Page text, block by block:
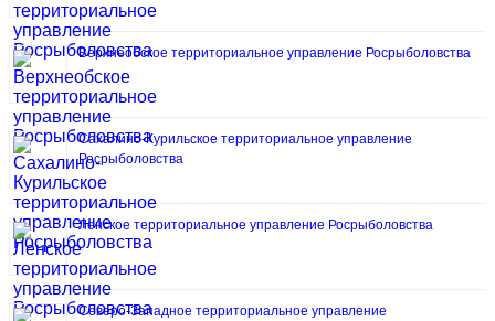
Верхнеобское территориальное управление Росрыболовства
Сахалино-Курильское территориальное управление
Росрыболовства
Ленское территориальное управление Росрыболовства
Северо-Западное территориальное управление